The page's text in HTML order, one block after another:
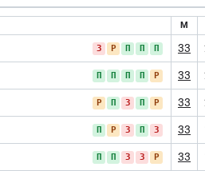
М
З Р П П П 33
П П П П Р 33
Р П З П Р 33
П Р З П З 33
П П З З Р 33